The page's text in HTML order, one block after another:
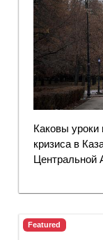
Каковы уроки
кризиса в
Центральной
Featured